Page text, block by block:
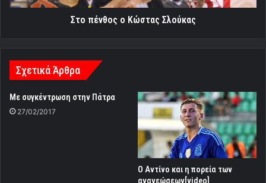
Στο πένθος ο Κώστας Σλούκας
Σχετικά Άρθρα
Με συγκέντρωση στην Πάτρα
27/02/2017
Ο Αντίνο και η πορεία των
ανανεώσεων[video]